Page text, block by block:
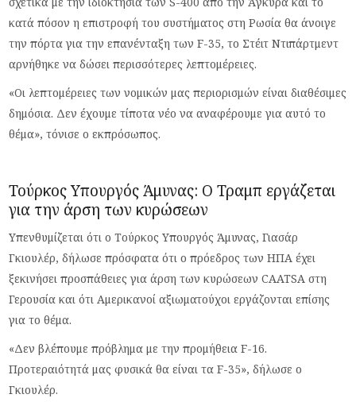
κατά πόσον η επιστροφή του συστήματος στη Ρωσία θα άνοιγε
την πόρτα για την επανένταξη των F-35, το Στέιτ Ντιπάρτμεντ
αρνήθηκε να δώσει περισσότερες λεπτομέρειες.
«Οι λεπτομέρειες των νομικών μας περιορισμών είναι διαθέσιμες
δημόσια. Δεν έχουμε τίποτα νέο να αναφέρουμε για αυτό το
θέμα», τόνισε ο εκπρόσωπος.
Τούρκος Υπουργός Άμυνας: Ο Τραμπ εργάζεται
για την άρση των κυρώσεων
Υπενθυμίζεται ότι ο Τούρκος Υπουργός Άμυνας, Γιασάρ
Γκιουλέρ, δήλωσε πρόσφατα ότι ο πρόεδρος των ΗΠΑ έχει
ξεκινήσει προσπάθειες για άρση των κυρώσεων CAATSA στη
Γερουσία και ότι Αμερικανοί αξιωματούχοι εργάζονται επίσης
για το θέμα.
«Δεν βλέπουμε πρόβλημα με την προμήθεια F-16.
Προτεραιότητά μας φυσικά θα είναι τα F-35», δήλωσε ο
Γκιουλέρ.